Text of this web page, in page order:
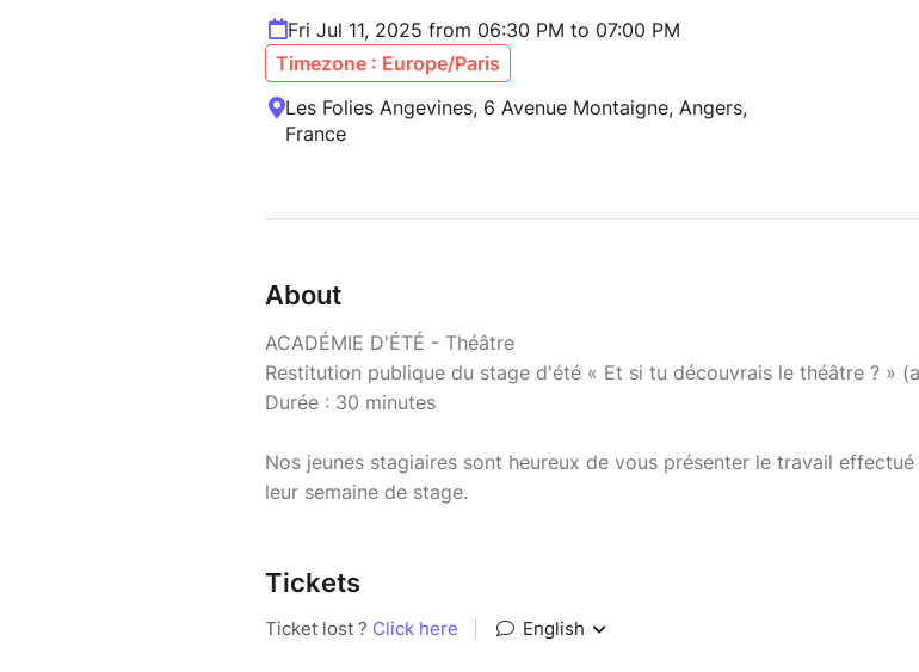
Fri Jul 11, 2025 from 06:30 PM to 07:00 PM
Timezone : Europe/Paris
Les Folies Angevines, 6 Avenue Montaigne, Angers,
France
About
ACADÉMIE D'ÉTÉ - Théâtre
Restitution publique du stage d'été « Et si tu découvrais le théâtre ? »
Durée : 30 minutes
Nos jeunes stagiaires sont heureux de vous présenter le travail
leur semaine de stage.
Tickets